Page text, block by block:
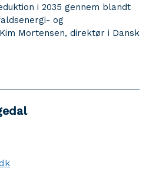
i 2035 gennem blandt
og
Mortensen, direktør i Dansk